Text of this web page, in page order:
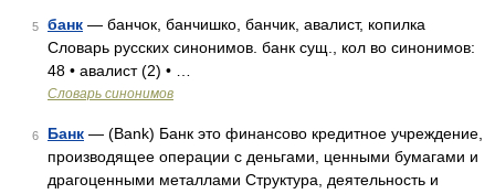
5 банк — банчок, банчишко, банчик, авалист, копилка
Словарь русских синонимов. банк сущ., кол во синонимов:
48 • авалист (2) • …
Словарь синонимов
6 Банк — (Bank) Банк это финансово кредитное учреждение,
производящее операции с деньгами, ценными бумагами и
драгоценными металлами Структура, деятельность и